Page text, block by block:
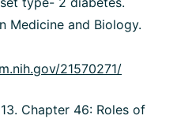
Medicine and Biology.
21570271/
Chapter 46: Roles of